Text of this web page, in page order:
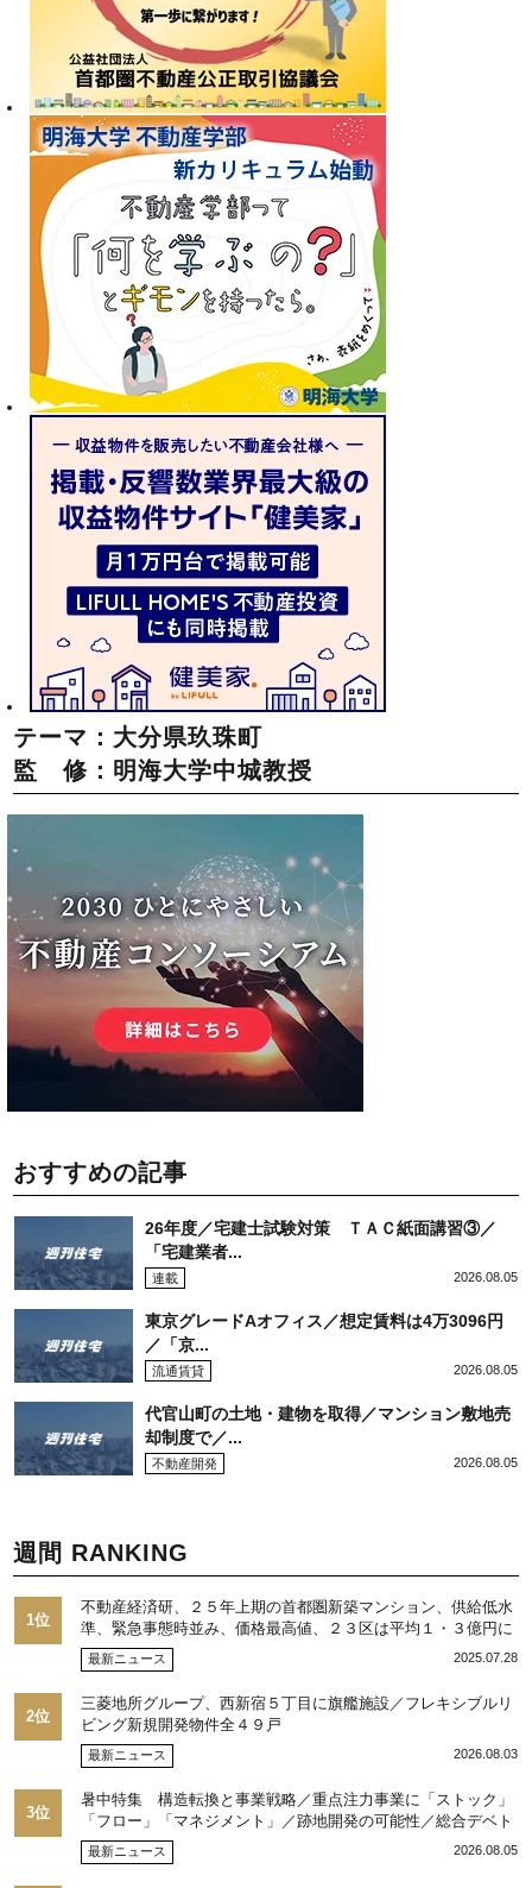
テーマ：大分県玖珠町
監 修：明海大学中城教授
おすすめの記事
26年度／宅建士試験対策 ＴＡＣ紙面講習③／
「宅建業者...
連載 2026.08.05
東京グレードAオフィス／想定賃料は4万3096円
／「京...
流通賃貸 2026.08.05
代官山町の土地・建物を取得／マンション敷地売
却制度で／...
不動産開発 2026.08.05
週間 RANKING
1位
不動産経済研、２５年上期の首都圏新築マンション、供給低水
準、緊急事態時並み、価格最高値、２３区は平均１・３億円に
最新ニュース 2025.07.28
2位
三菱地所グループ、西新宿５丁目に旗艦施設／フレキシブルリ
ビング新規開発物件全４９戸
最新ニュース 2026.08.03
3位
暑中特集 構造転換と事業戦略／重点注力事業に「ストック」
「フロー」「マネジメント」／跡地開発の可能性／総合デベト
ップ10目標に／自社ブランド構築へ体制整備／日本郵政不動産
／池田 明社長に聞く
最新ニュース 2026.08.05